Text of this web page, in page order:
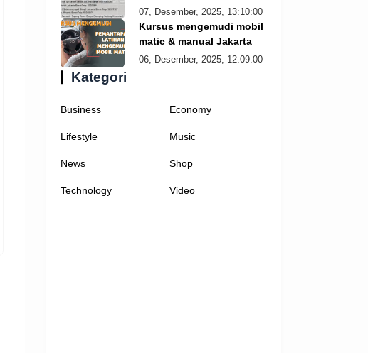
07, Desember, 2025, 13:10:00
Kursus mengemudi mobil
matic & manual Jakarta
06, Desember, 2025, 12:09:00
Kategori
Business Economy
Lifestyle Music
News Shop
Technology Video